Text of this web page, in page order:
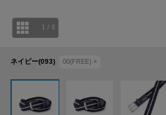
ネイビー(093) 00(FREE) ×
1 / 6